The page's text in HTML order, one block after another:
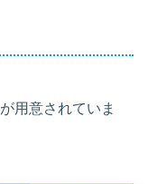
用意されていま